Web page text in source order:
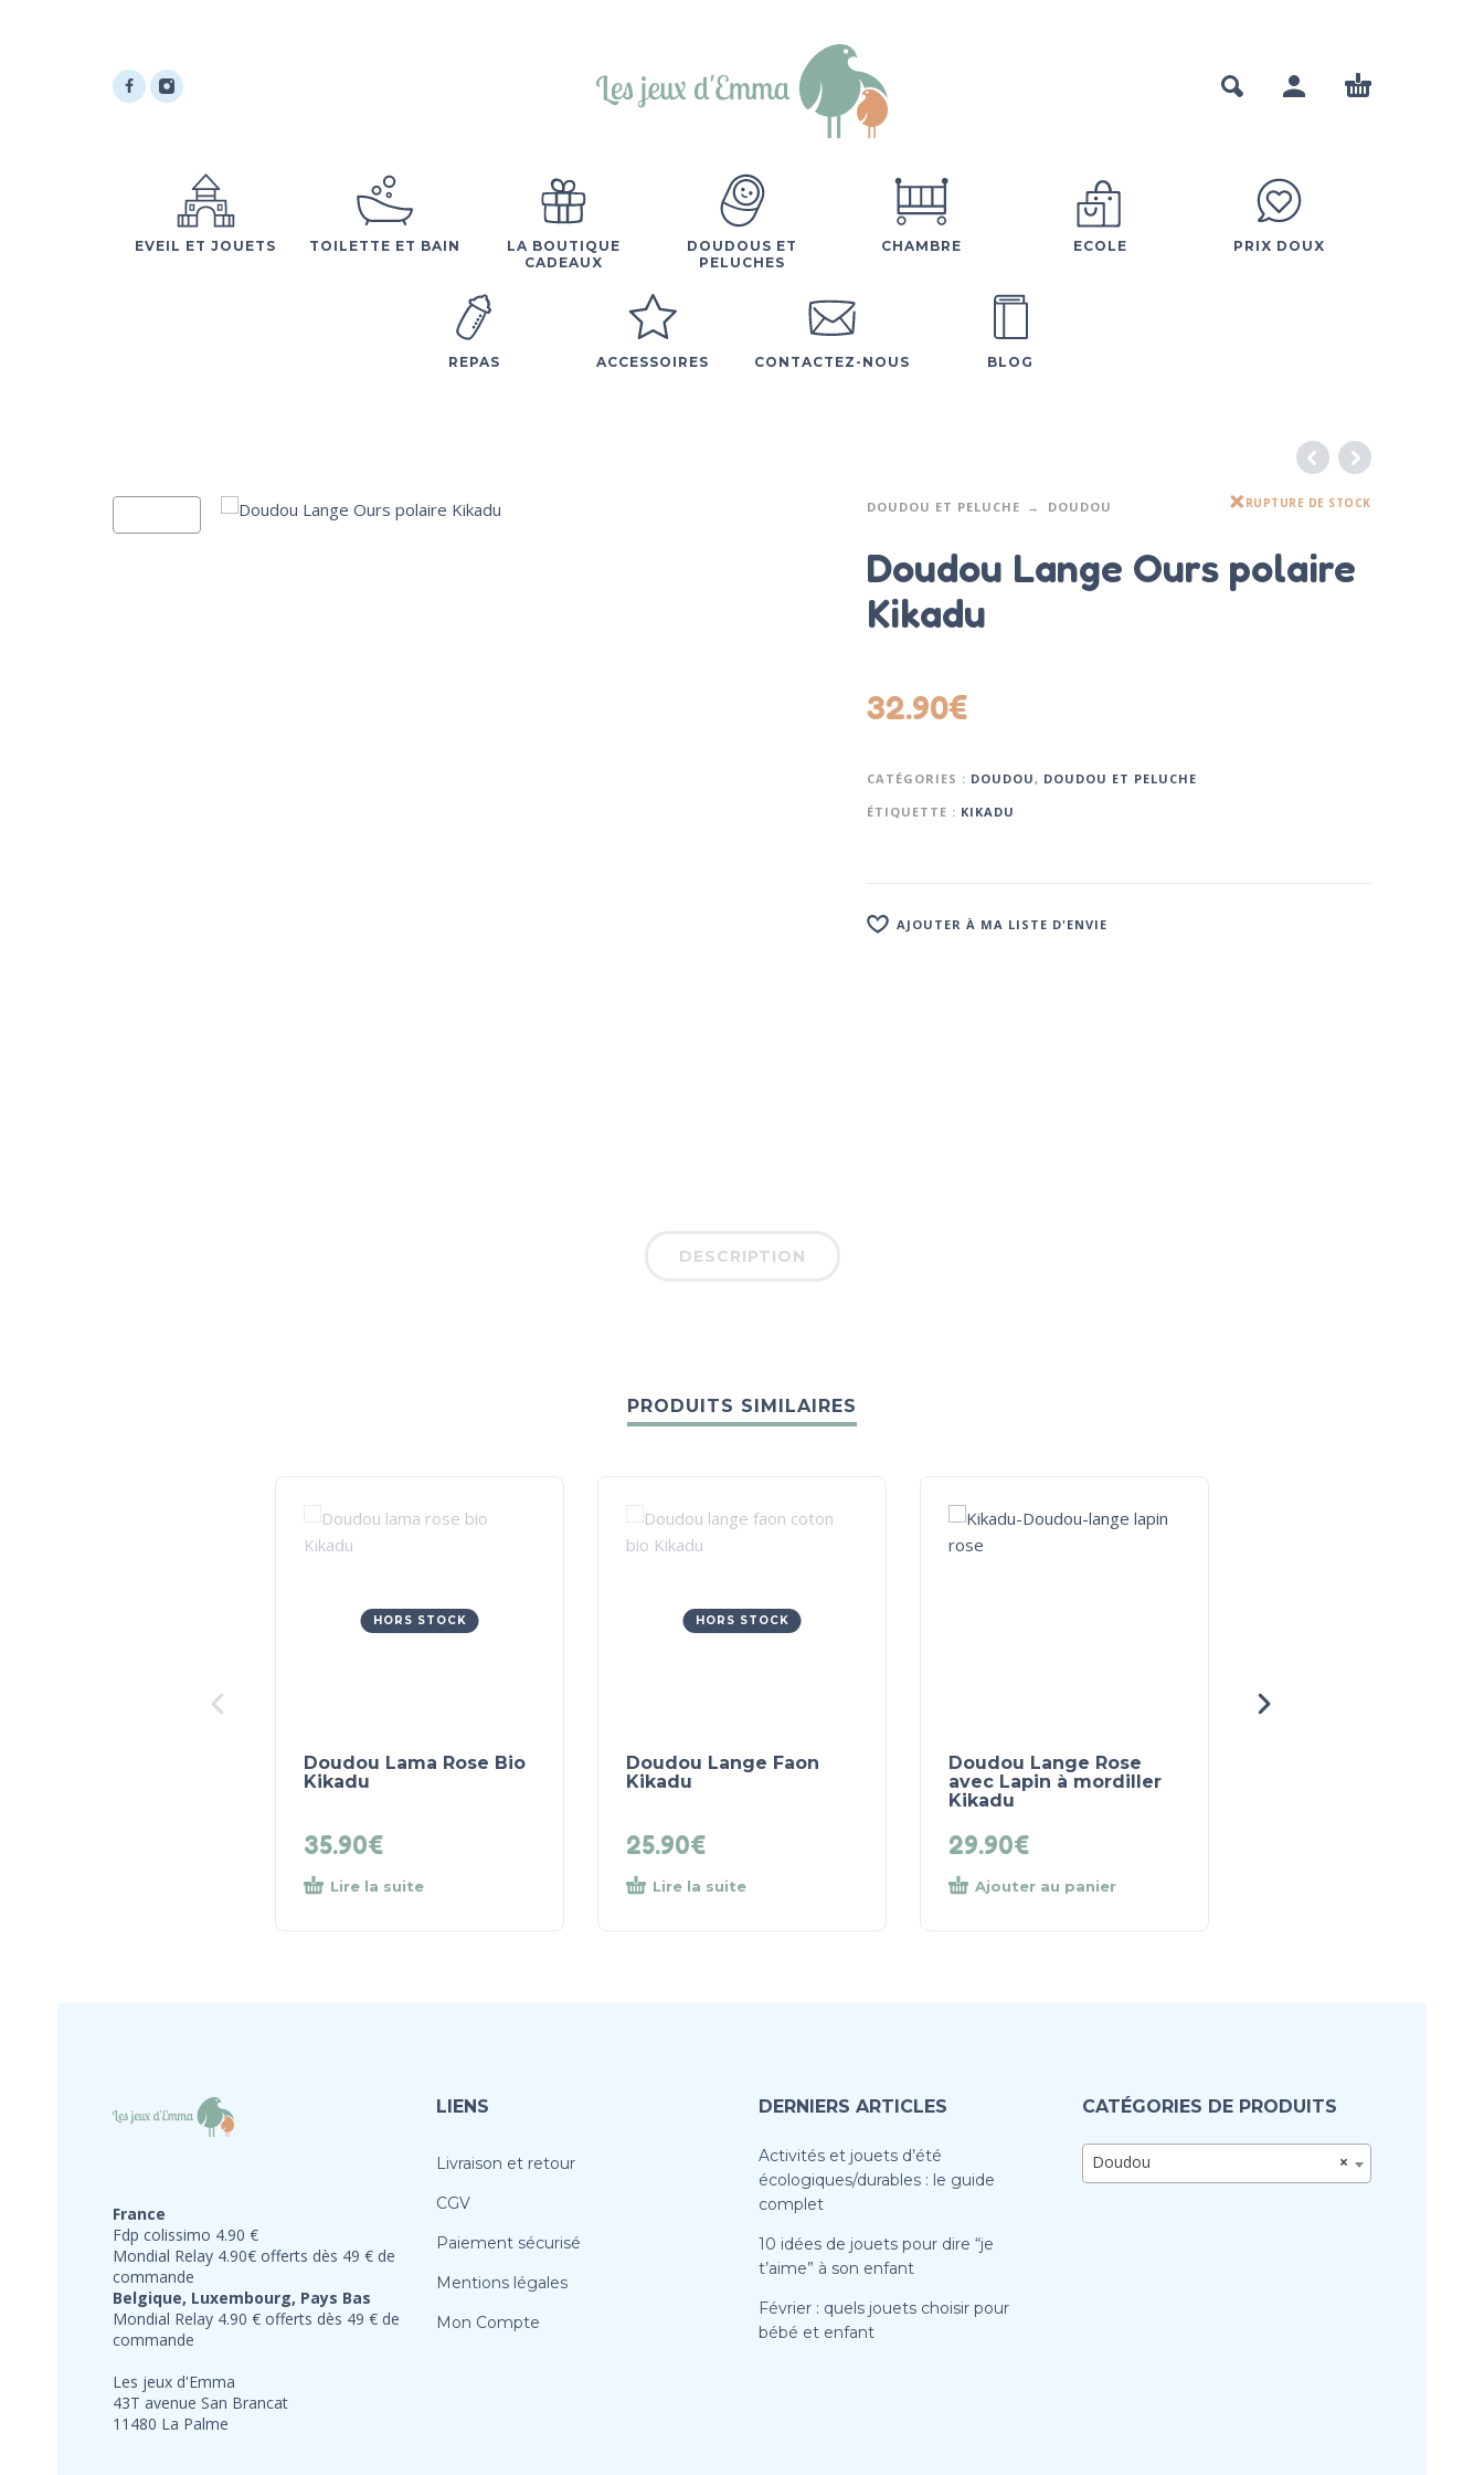
EVEIL ET JOUETS TOILETTE ET BAIN
LA BOUTIQUE
CADEAUX
DOUDOUS ET
PELUCHES
CHAMBRE ECOLE PRIX DOUX
REPAS ACCESSOIRES CONTACTEZ-NOUS BLOG
DOUDOU ET PELUCHE DOUDOU RUPTURE DE STOCK
Doudou Lange Ours polaire
Kikadu
32.90€
CATÉGORIES : DOUDOU , DOUDOU ET PELUCHE
ÉTIQUETTE : KIKADU
AJOUTER À MA LISTE D'ENVIE
DESCRIPTION
PRODUITS SIMILAIRES
HORS STOCK
Doudou Lama Rose Bio
Kikadu
35.90€
Lire la suite
HORS STOCK
Doudou Lange Faon
Kikadu
25.90€
Lire la suite
Doudou Lange Rose
avec Lapin à mordiller
Kikadu
29.90€
Ajouter au panier
France
Fdp colissimo 4.90 €
Mondial Relay 4.90€ offerts dès 49 € de
commande
Belgique, Luxembourg, Pays Bas
Mondial Relay 4.90 € offerts dès 49 € de
commande
Les jeux d'Emma
43T avenue San Brancat
11480 La Palme
LIENS
Livraison et retour
CGV
Paiement sécurisé
Mentions légales
Mon Compte
DERNIERS ARTICLES
Activités et jouets d’été
écologiques/durables : le guide
complet
10 idées de jouets pour dire “je
t’aime” à son enfant
Février : quels jouets choisir pour
bébé et enfant
CATÉGORIES DE PRODUITS
×
Doudou